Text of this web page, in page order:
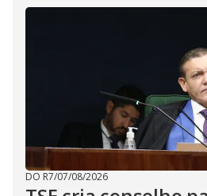
DO R7/07/08/2026